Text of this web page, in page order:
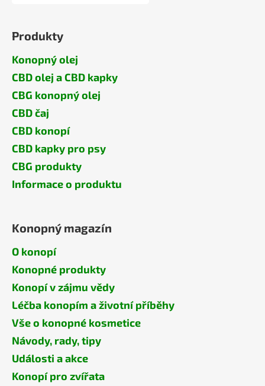
Produkty
Konopný olej
CBD olej a CBD kapky
CBG konopný olej
CBD čaj
CBD konopí
CBD kapky pro psy
CBG produkty
Informace o produktu
Konopný magazín
O konopí
Konopné produkty
Konopí v zájmu vědy
Léčba konopím a životní příběhy
Vše o konopné kosmetice
Návody, rady, tipy
Události a akce
Konopí pro zvířata